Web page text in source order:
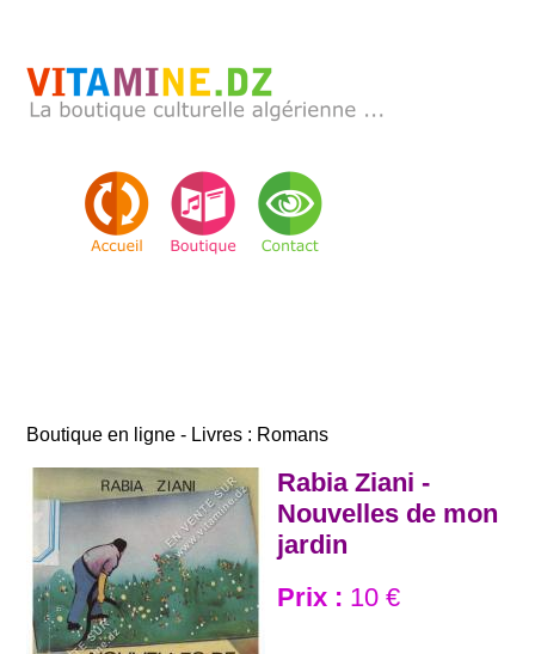
Boutique en ligne - Livres : Romans
Rabia Ziani -
Nouvelles de mon
jardin
Prix : 10 €